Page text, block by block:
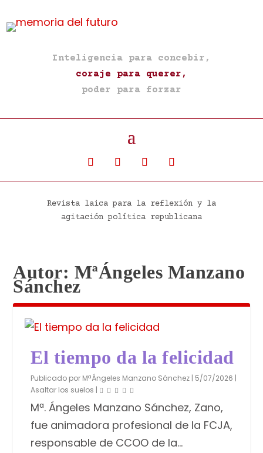
Inteligencia para concebir,
coraje para querer,
poder para forzar
Revista laica para la reflexión y la
agitación política republicana
Autor: MªÁngeles Manzano
Sánchez
El tiempo da la felicidad
Publicado por MªÁngeles Manzano Sánchez | 5/07/2026 |
Asaltar los suelos |
Mª. Ángeles Manzano Sánchez, Zano,
fue animadora profesional de la FCJA,
responsable de CCOO de la...